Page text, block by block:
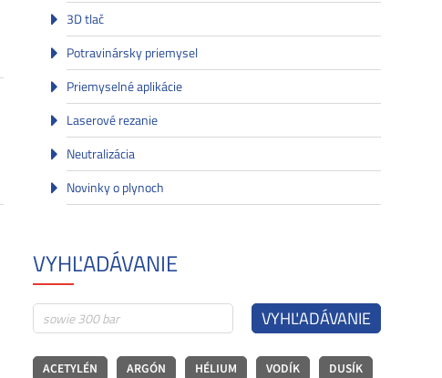
3D tlač
Potravinársky priemysel
Priemyselné aplikácie
Laserové rezanie
Neutralizácia
Novinky o plynoch
VYHĽADÁVANIE
VYHĽADÁVANIE
ACETYLÉN ARGÓN HÉLIUM VODÍK
DUSÍK